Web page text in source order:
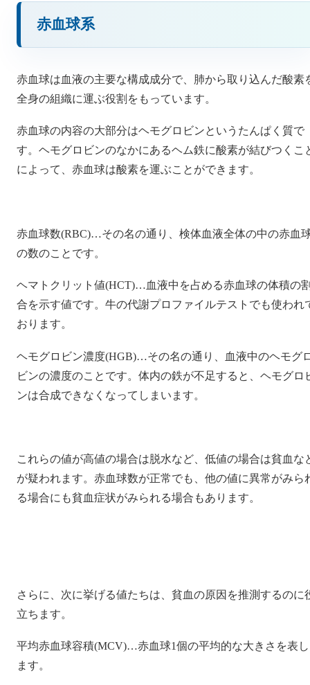
赤血球系
赤血球は血液の主要な構成成分で、肺から取り込んだ酸素
全身の組織に運ぶ役割をもっています。
赤血球の内容の大部分はヘモグロビンというたんぱく質で
す。ヘモグロビンのなかにあるヘム鉄に酸素が結びつくこ
によって、赤血球は酸素を運ぶことができます。
赤血球数(RBC)…その名の通り、検体血液全体の中の赤血
の数のことです。
ヘマトクリット値(HCT)…血液中を占める赤血球の体積の
合を示す値です。牛の代謝プロファイルテストでも使われ
おります。
ヘモグロビン濃度(HGB)…その名の通り、血液中のヘモグ
ビンの濃度のことです。体内の鉄が不足すると、ヘモグロ
ンは合成できなくなってしまいます。
これらの値が高値の場合は脱水など、低値の場合は貧血な
が疑われます。赤血球数が正常でも、他の値に異常がみら
る場合にも貧血症状がみられる場合もあります。
さらに、次に挙げる値たちは、貧血の原因を推測するのに
立ちます。
平均赤血球容積(MCV)…赤血球1個の平均的な大きさを表し
ます。